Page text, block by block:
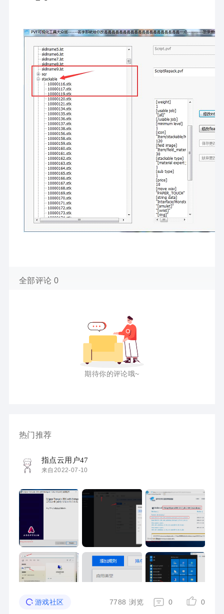
全部评论 0
期待你的评论哦~
热门推荐
指点云用户47
来自2022-07-10
游戏社区 7788 浏览 0 0